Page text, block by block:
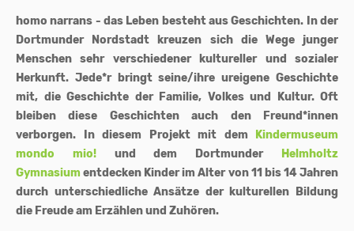
homo narrans - das Leben besteht aus Geschichten. In der
Dortmunder Nordstadt kreuzen sich die Wege junger
Menschen sehr verschiedener kultureller und sozialer
Herkunft. Jede*r bringt seine/ihre ureigene Geschichte
mit, die Geschichte der Familie, Volkes und Kultur. Oft
bleiben diese Geschichten auch den Freund*innen
verborgen. In diesem Projekt mit dem
Kindermuseum
mondo mio!und dem Dortmunder
Helmholtz
Gymnasiumentdecken Kinder im Alter von 11 bis 14 Jahren
durch unterschiedliche Ansätze der kulturellen Bildung
die Freude am Erzählen und Zuhören.